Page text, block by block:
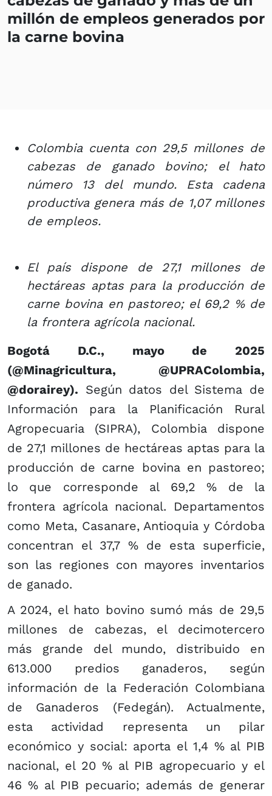
millón de empleos generados por
la carne bovina
Colombia cuenta con 29,5 millones de
cabezas de ganado bovino; el hato
número 13 del mundo. Esta cadena
productiva genera más de 1,07 millones
de empleos.
El país dispone de 27,1 millones de
hectáreas aptas para la producción de
carne bovina en pastoreo; el 69,2 % de
la frontera agrícola nacional.
Bogotá D.C., mayo de 2025
(@Minagricultura, @UPRAColombia,
@dorairey). Según datos del Sistema de
Información para la Planificación Rural
Agropecuaria (SIPRA), Colombia dispone
de 27,1 millones de hectáreas aptas para la
producción de carne bovina en pastoreo;
lo que corresponde al 69,2 % de la
frontera agrícola nacional. Departamentos
como Meta, Casanare, Antioquia y Córdoba
concentran el 37,7 % de esta superficie,
son las regiones con mayores inventarios
de ganado.
A 2024, el hato bovino sumó más de 29,5
millones de cabezas, el decimotercero
más grande del mundo, distribuido en
613.000 predios ganaderos, según
información de la Federación Colombiana
de Ganaderos (Fedegán). Actualmente,
esta actividad representa un pilar
económico y social: aporta el 1,4 % al PIB
nacional, el 20 % al PIB agropecuario y el
46 % al PIB pecuario; además de generar